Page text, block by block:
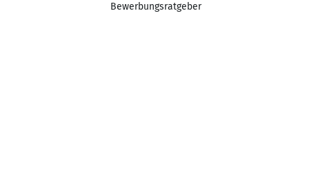
Bewerbungsratgeber